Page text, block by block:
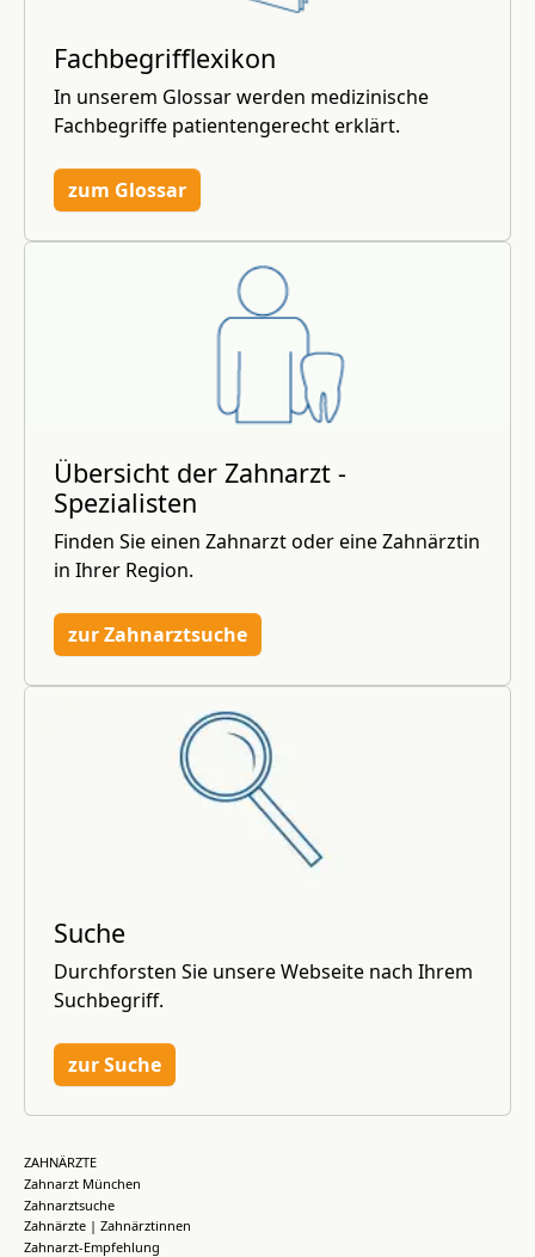
Fachbegrifflexikon
In unserem Glossar werden medizinische
Fachbegriffe patientengerecht erklärt.
zum Glossar
Übersicht der Zahnarzt -
Spezialisten
Finden Sie einen Zahnarzt oder eine Zahnärztin
in Ihrer Region.
zur Zahnarztsuche
Suche
Durchforsten Sie unsere Webseite nach Ihrem
Suchbegriff.
zur Suche
ZAHNÄRZTE
Zahnarzt München
Zahnarztsuche
Zahnärzte | Zahnärztinnen
Zahnarzt-Empfehlung